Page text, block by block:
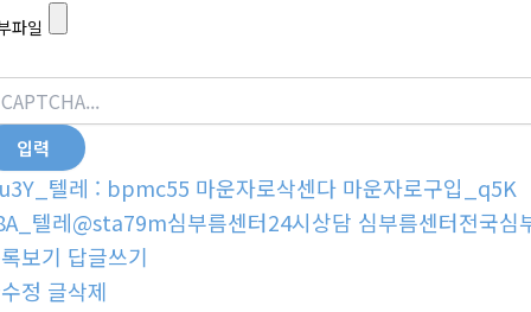
파일
u3Y_텔레 : bpmc55 마운자로삭센다 마운자로구입_q5K
텔레@sta79m심부름센터24시상담 심부름센터전국심
보기 답글쓰기
정 글삭제